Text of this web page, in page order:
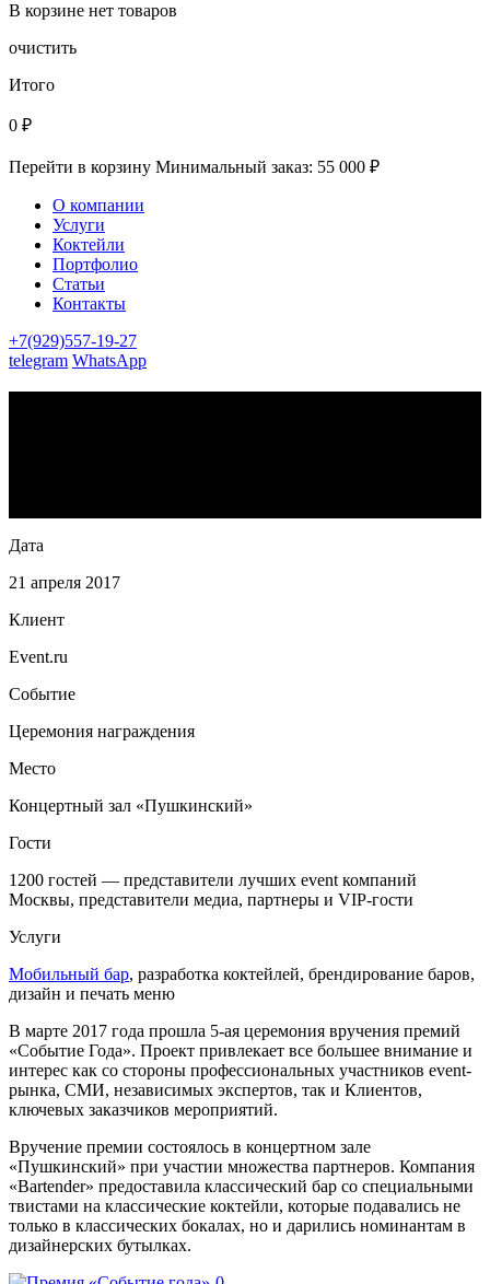
В корзине нет товаров
очистить
Итого
0 ₽
Перейти в корзину Минимальный заказ: 55 000 ₽
О компании
Услуги
Коктейли
Портфолио
Статьи
Контакты
+7(929)557-19-27
telegram WhatsApp
Дата
21 апреля 2017
Клиент
Event.ru
Событие
Церемония награждения
Место
Концертный зал «Пушкинский»
Гости
1200 гостей — представители лучших event компаний
Москвы, представители медиа, партнеры и VIP-гости
Услуги
Мобильный бар, разработка коктейлей, брендирование баров,
дизайн и печать меню
В марте 2017 года прошла 5-ая церемония вручения премий
«Событие Года». Проект привлекает все большее внимание и
интерес как со стороны профессиональных участников event-
рынка, СМИ, независимых экспертов, так и Клиентов,
ключевых заказчиков мероприятий.
Вручение премии состоялось в концертном зале
«Пушкинский» при участии множества партнеров. Компания
«Bartender» предоставила классический бар со специальными
твистами на классические коктейли, которые подавались не
только в классических бокалах, но и дарились номинантам в
дизайнерских бутылках.